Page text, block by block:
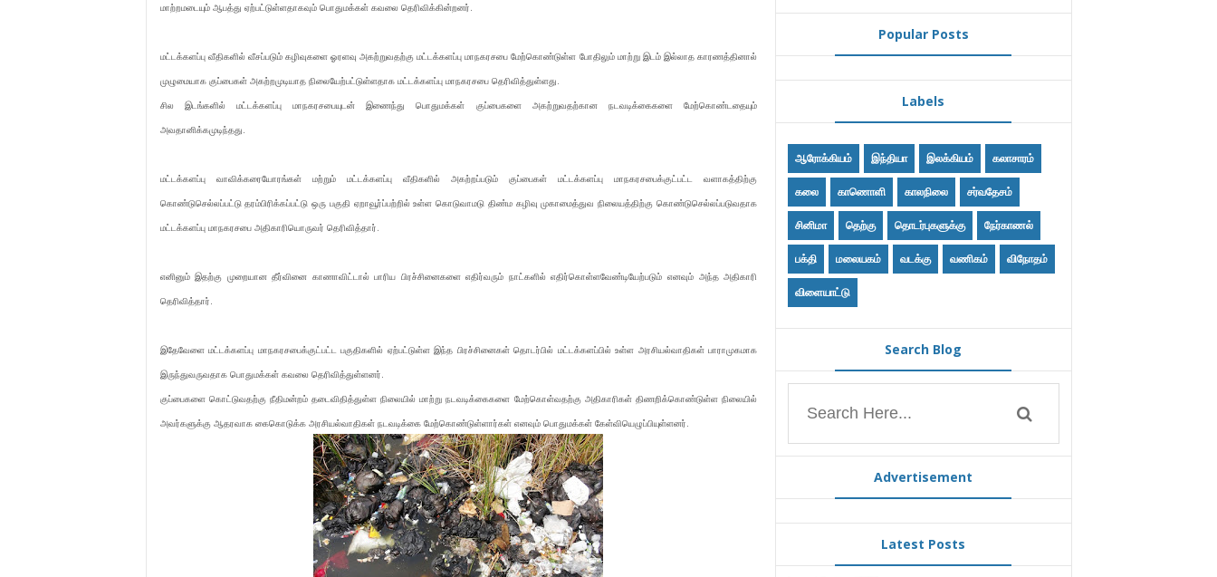
மாற்றமடையும் ஆபத்து ஏற்பட்டுள்ளதாகவும் பொதுமக்கள் கவலை தெரிவிக்கின்றனர்.
மட்டக்களப்பு வீதிகளில் வீசப்படும் கழிவுகளை ஓரளவு அகற்றுவதற்கு மட்டக்களப்பு மாநகரசபை மேற்கொண்டுள்ள போதிலும் மாற்று இடம் இல்லாத காரணத்தினால்
முழுமையாக குப்பைகள் அகற்றமுடியாத நிலையேற்பட்டுள்ளதாக மட்டக்களப்பு மாநகரசபை தெரிவித்துள்ளது.
சில இடங்களில் மட்டக்களப்பு மாநகரசபையுடன் இணைந்து பொதுமக்கள் குப்பைகளை அகற்றுவதற்கான நடவடிக்கைகளை மேற்கொண்டதையும்
அவதானிக்கமுடிந்தது.
மட்டக்களப்பு வாவிக்கரையோரங்கள் மற்றும் மட்டக்களப்பு வீதிகளில் அகற்றப்படும் குப்பைகள் மட்டக்களப்பு மாநகரசபைக்குட்பட்ட வளாகத்திற்கு
கொண்டுசெல்லப்பட்டு தரம்பிரிக்கப்பட்டு ஒரு பகுதி ஏறாவூர்ப்பற்றில் உள்ள கொடுவாமடு திண்ம கழிவு முகாமைத்துவ நிலையத்திற்கு கொண்டுசெல்லப்படுவதாக
மட்டக்களப்பு மாநகரசபை அதிகாரியொருவர் தெரிவித்தார்.
எனினும் இதற்கு முறையான தீர்வினை காணாவிட்டால் பாரிய பிரச்சினைகளை எதிர்வரும் நாட்களில் எதிர்கொள்ளவேண்டியேற்படும் எனவும் அந்த அதிகாரி
தெரிவித்தார்.
இதேவேளை மட்டக்களப்பு மாநகரசபைக்குட்பட்ட பகுதிகளில் ஏற்பட்டுள்ள இந்த பிரச்சினைகள் தொடர்பில் மட்டக்களப்பில் உள்ள அரசியல்வாதிகள் பாராமுகமாக
இருந்துவருவதாக பொதுமக்கள் கவலை தெரிவித்துள்ளனர்.
குப்பைகளை கொட்டுவதற்கு நீதிமன்றம் தடைவிதித்துள்ள நிலையில் மாற்று நடவடிக்கைகளை மேற்கொள்வதற்கு அதிகாரிகள் திணறிக்கொண்டுள்ள நிலையில்
அவர்களுக்கு ஆதரவாக கைகொடுக்க அரசியல்வாதிகள் நடவடிக்கை மேற்கொண்டுள்ளார்கள் எனவும் பொதுமக்கள் கேள்வியெழுப்பியுள்ளனர்.
Popular Posts
Labels
ஆரோக்கியம் இந்தியா இலக்கியம் கலாசாரம்
கலை காணொளி காலநிலை சர்வதேசம்
சினிமா தெற்கு தொடர்புகளுக்கு நேர்காணல்
பக்தி மலையகம் வடக்கு வணிகம் விநோதம்
விளையாட்டு
Search Blog
Advertisement
Latest Posts